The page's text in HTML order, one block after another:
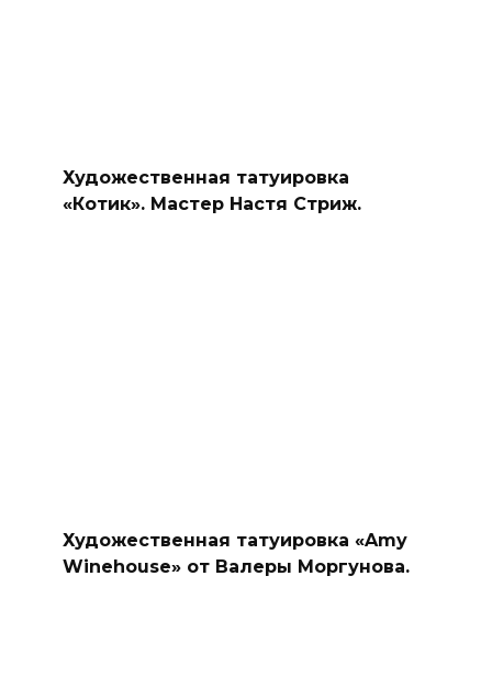
Художественная татуировка
«Котик». Мастер Настя Стриж.
Художественная татуировка «Amy
Winehouse» от Валеры Моргунова.